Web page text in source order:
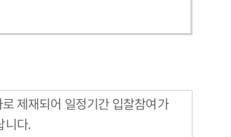
제재되어 일정기간 입찰참여가
니다.